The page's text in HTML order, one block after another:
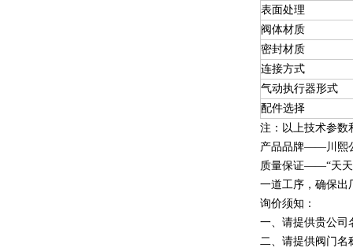
表面处理
阀体材质
密封材质
连接方式
气动执行器形式
配件选择
注：以上技术参数
产品品牌——川熙
质量保证——“天天
一道工序，确保出
询价须知：
一、请提供贵公司
二、请提供阀门名